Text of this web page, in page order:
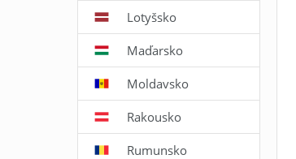
Lotyšsko
Maďarsko
Moldavsko
Rakousko
Rumunsko